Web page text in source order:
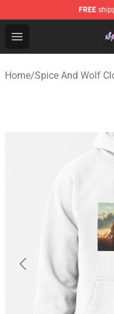
FREE
Open menu
Spice And Wolf
Home/Spice And Wolf